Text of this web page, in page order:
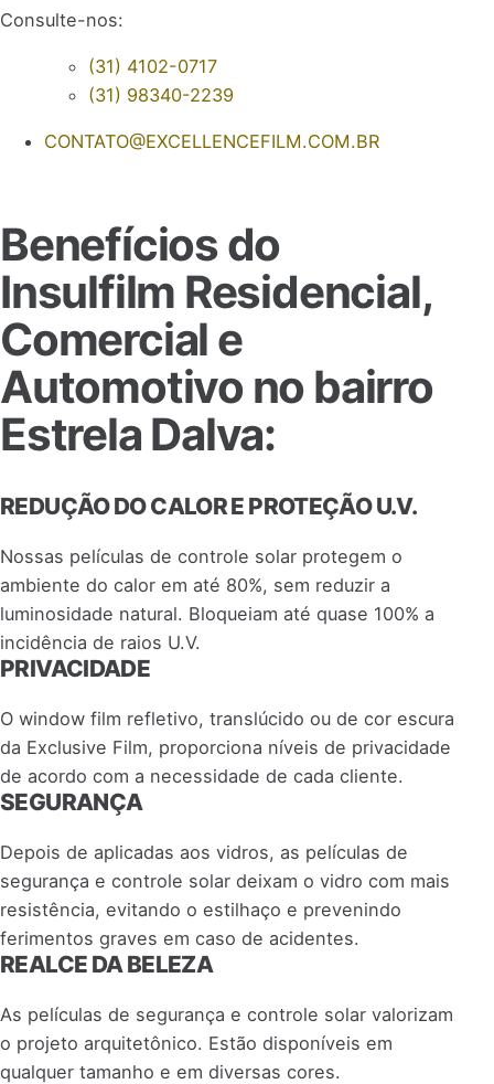
Consulte-nos:
(31) 4102-0717
(31) 98340-2239
CONTATO@EXCELLENCEFILM.COM.BR
Benefícios do
Insulfilm Residencial,
Comercial e
Automotivo no bairro
Estrela Dalva:
REDUÇÃO DO CALOR E PROTEÇÃO U.V.
Nossas películas de controle solar protegem o
ambiente do calor em até 80%, sem reduzir a
luminosidade natural. Bloqueiam até quase 100% a
incidência de raios U.V.
PRIVACIDADE
O window film refletivo, translúcido ou de cor escura
da Exclusive Film, proporciona níveis de privacidade
de acordo com a necessidade de cada cliente.
SEGURANÇA
Depois de aplicadas aos vidros, as películas de
segurança e controle solar deixam o vidro com mais
resistência, evitando o estilhaço e prevenindo
ferimentos graves em caso de acidentes.
REALCE DA BELEZA
As películas de segurança e controle solar valorizam
o projeto arquitetônico. Estão disponíveis em
qualquer tamanho e em diversas cores.